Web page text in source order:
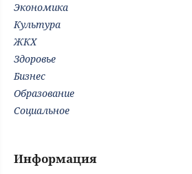
Экономика
Культура
ЖКХ
Здоровье
Бизнес
Образование
Социальное
Информация